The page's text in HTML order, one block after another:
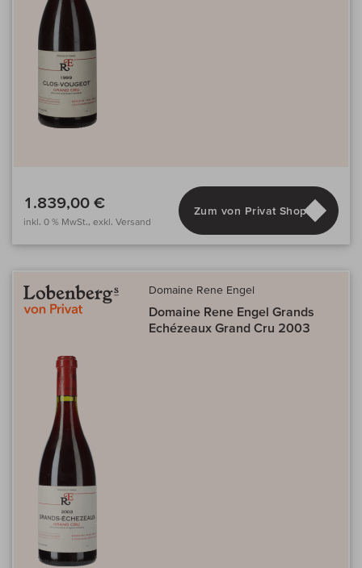
1.839,00 €
inkl. 0 % MwSt., exkl. Versand
Zum von Privat Shop
Domaine Rene Engel
Domaine Rene Engel Grands
Echézeaux Grand Cru 2003